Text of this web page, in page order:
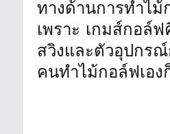
ทางด้านการทำไ
เพราะ เกมส์กอล์
สวิงและตัวอุปกร
คนทำไม้กอล์ฟเอง